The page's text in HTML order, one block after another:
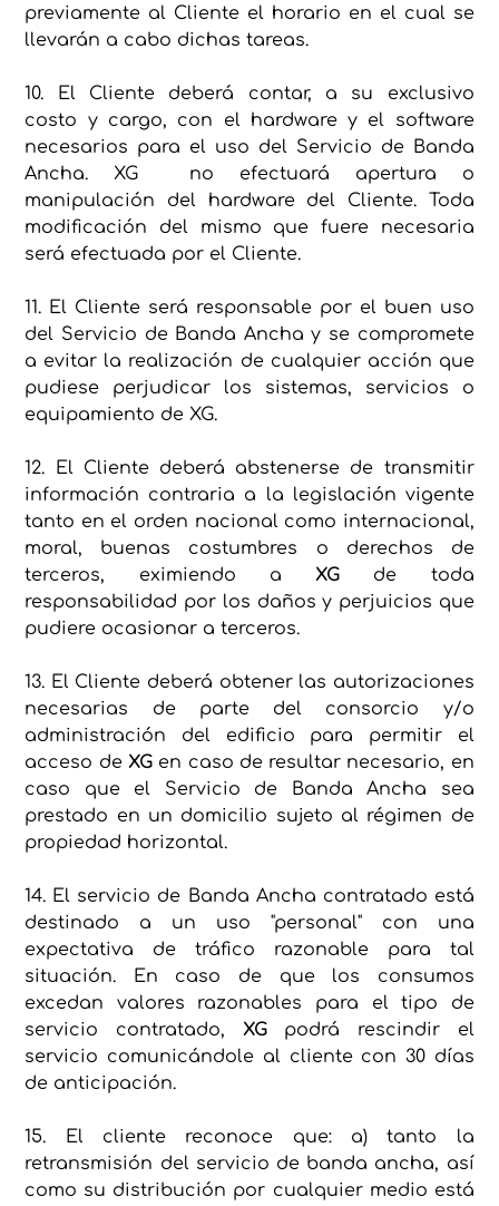
previamente al Cliente el horario en el cual se
llevarán a cabo dichas tareas.
10. El Cliente deberá contar, a su exclusivo
costo y cargo, con el hardware y el software
necesarios para el uso del Servicio de Banda
Ancha. XG no efectuará apertura o
manipulación del hardware del Cliente. Toda
modificación del mismo que fuere necesaria
será efectuada por el Cliente.
11. El Cliente será responsable por el buen uso
del Servicio de Banda Ancha y se compromete
a evitar la realización de cualquier acción que
pudiese perjudicar los sistemas, servicios o
equipamiento de XG.
12. El Cliente deberá abstenerse de transmitir
información contraria a la legislación vigente
tanto en el orden nacional como internacional,
moral, buenas costumbres o derechos de
terceros, eximiendo aXG de toda
responsabilidad por los daños y perjuicios que
pudiere ocasionar a terceros.
13. El Cliente deberá obtener las autorizaciones
necesarias de parte del consorcio y/o
administración del edificio para permitir el
acceso de XGen caso de resultar necesario, en
caso que el Servicio de Banda Ancha sea
prestado en un domicilio sujeto al régimen de
propiedad horizontal.
14. El servicio de Banda Ancha contratado está
destinado a un uso "personal" con una
expectativa de tráfico razonable para tal
situación. En caso de que los consumos
excedan valores razonables para el tipo de
servicio contratado, XG podrá rescindir el
servicio comunicándole al cliente con 30 días
de anticipación.
15. El cliente reconoce que: a) tanto la
retransmisión del servicio de banda ancha, así
como su distribución por cualquier medio está